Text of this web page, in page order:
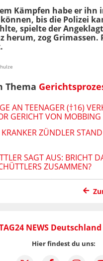
Kämpfen habe er ihn
bis die Polizei
spielte der
herum, zog Grimassen.
Thema
AN TEENAGER (†16)
GERICHT VON MOBBING
ZÜNDLER
SAGT AUS: BRICHT
ZUSAMMEN?
NEWS
Hier findest du uns: